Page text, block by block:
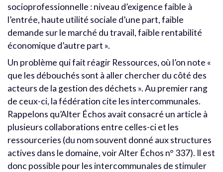
socioprofessionnelle : niveau d’exigence faible à
l’entrée, haute utilité sociale d’une part, faible
demande sur le marché du travail, faible rentabilité
économique d’autre part ».
Un problème qui fait réagir Ressources, où l’on note «
que les débouchés sont à aller chercher du côté des
acteurs de la gestion des déchets ». Au premier rang
de ceux-ci, la fédération cite les intercommunales.
Rappelons qu’Alter Échos avait consacré un article à
plusieurs collaborations entre celles-ci et les
ressourceries (du nom souvent donné aux structures
actives dans le domaine, voir Alter Échos n° 337). Il est
donc possible pour les intercommunales de stimuler